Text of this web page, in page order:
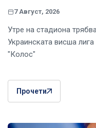
7 Август, 2026
Утре на стадиона
Украинската висша
"Колос"
Прочети